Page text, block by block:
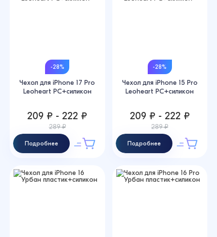
-28%
Чехол для iPhone 17 Pro
Leoheart PC+силикон
209 ₽ - 222 ₽
289 ₽
Подробнее
-28%
Чехол для iPhone 15 Pro
Leoheart PC+силикон
209 ₽ - 222 ₽
289 ₽
Подробнее